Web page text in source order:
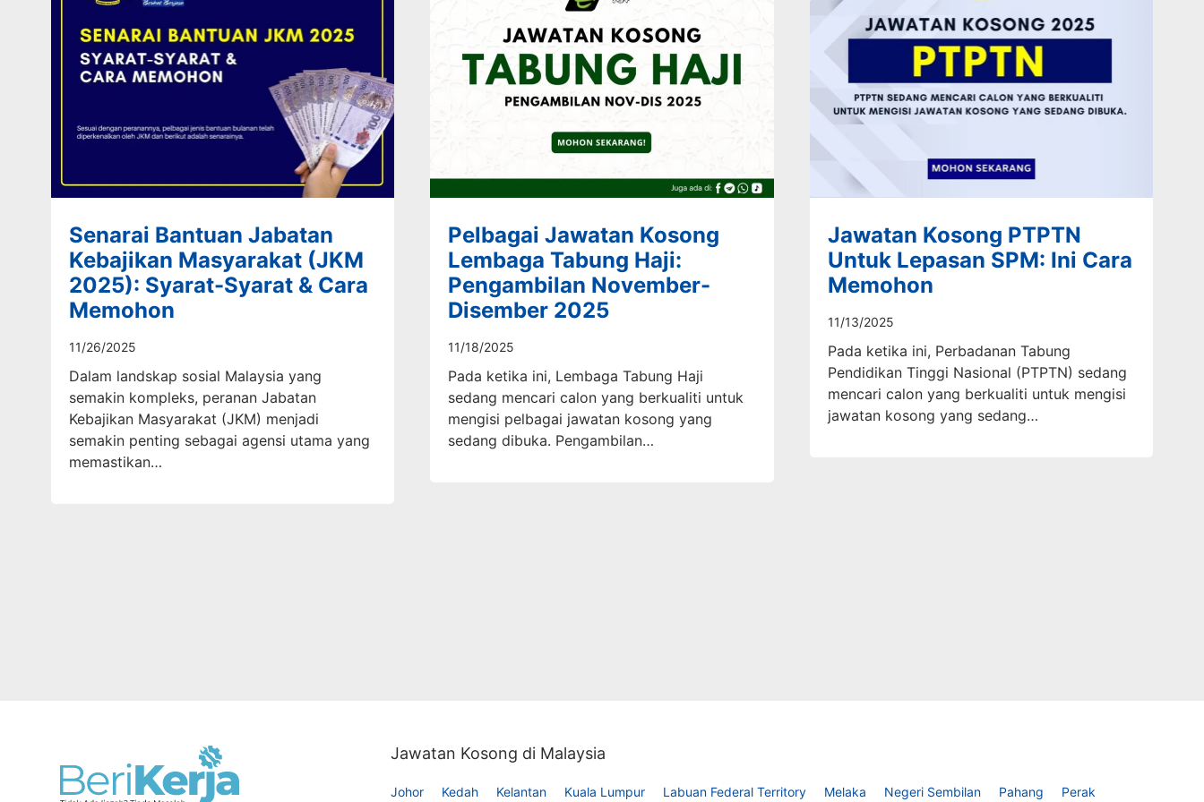
Senarai Bantuan Jabatan
Kebajikan Masyarakat (JKM
2025): Syarat-Syarat & Cara
Memohon
11/26/2025
Dalam landskap sosial Malaysia yang
semakin kompleks, peranan Jabatan
Kebajikan Masyarakat (JKM) menjadi
semakin penting sebagai agensi utama yang
memastikan…
Pelbagai Jawatan Kosong
Lembaga Tabung Haji:
Pengambilan November-
Disember 2025
11/18/2025
Pada ketika ini, Lembaga Tabung Haji
sedang mencari calon yang berkualiti untuk
mengisi pelbagai jawatan kosong yang
sedang dibuka. Pengambilan…
Jawatan Kosong PTPTN
Untuk Lepasan SPM: Ini Cara
Memohon
11/13/2025
Pada ketika ini, Perbadanan Tabung
Pendidikan Tinggi Nasional (PTPTN) sedang
mencari calon yang berkualiti untuk mengisi
jawatan kosong yang sedang…
Jawatan Kosong di Malaysia
Johor Kedah Kelantan Kuala Lumpur Labuan Federal Territory Melaka Negeri Sembilan Pahang Perak